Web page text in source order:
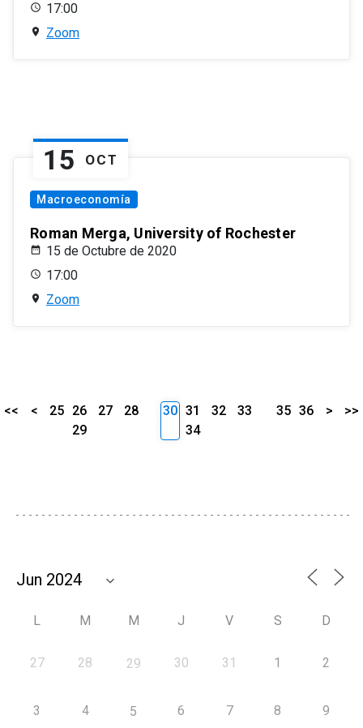
17:00
Zoom
15 OCT
Macroeconomía
Roman Merga, University of Rochester
15 de Octubre de 2020
17:00
Zoom
<< < 25 26 27
28
29
30 31 32
33
34
35 36 > >>
L M M J V S D
27 28 29 30 31 1 2
3 4 5 6 7 8 9